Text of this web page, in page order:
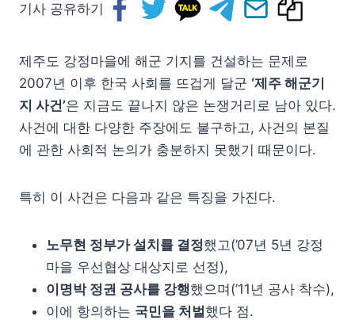
기사 공유하기
제주도 강정마을에 해군 기지를 건설하는 문제로
2007년 이후 한국 사회를 뜨겁게 달군 ‘제주 해군기
지 사건’은 지금도 끝나지 않은 논쟁거리로 남아 있다.
사건에 대한 다양한 주장에도 불구하고, 사건의 본질
에 관한 사회적 논의가 충분하지 못했기 때문이다.
특히 이 사건은 다음과 같은 특징을 가진다.
노무현 정부가 설치를 결정했고(’07년 5년 강정
마을 우선협상 대상지로 선정),
이명박 정권 공사를 강행했으며(’11년 공사 착수),
이에 항의하는 국민을 처벌했다 점.